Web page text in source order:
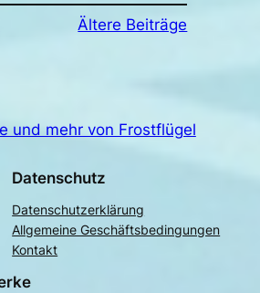
Ältere Beiträge
und mehr von Frostflügel
Datenschutz
Datenschutzerklärung
Allgemeine Geschäftsbedingungen
Kontakt